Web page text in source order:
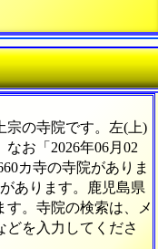
宗の寺院です。左(上)
お「2026年06月02
カ寺の寺院がありま
あります。鹿児島県
す。寺院の検索は、メ
どを入力してくださ